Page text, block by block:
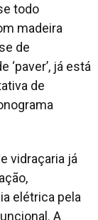
todo
madeira
de
‘paver’, já está
de
vidraçaria já
elétrica pela
A